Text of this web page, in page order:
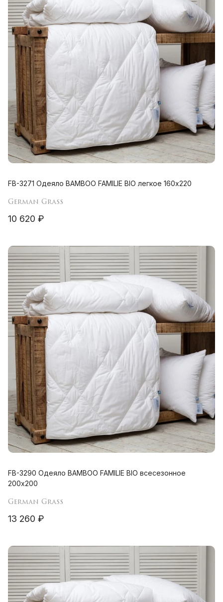
FB-3271 Одеяло BAMBOO FAMILIE BIO легкое 160х220
German Grass
10 620 ₽
FB-3290 Одеяло BAMBOO FAMILIE BIO всесезонное
200х200
German Grass
13 260 ₽